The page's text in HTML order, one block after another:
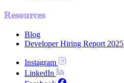
Resources
Blog
Developer Hiring Report 2025
Instagram
LinkedIn